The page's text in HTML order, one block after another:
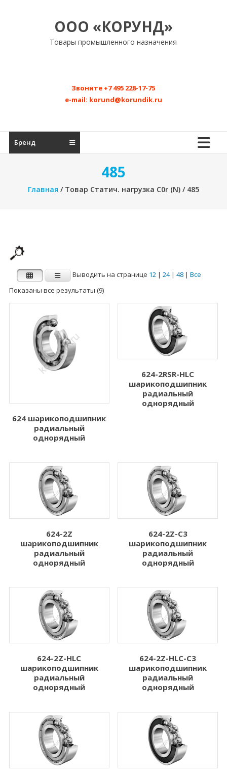
ООО «КОРУНД»
Товары промышленного назначения
Звоните +7 495 228-17-75
e-mail: korund@korundik.ru
Бренд
485
Главная / Товар Статич. нагрузка C0r (N) / 485
FAG INA
Категории
Внутренний
диаметр d (мм)
3.000
4.762
Показать больше
Наружный диаметр
D (мм)
8.000
Показать больше
Ширина B (мм)
2.500
3.000
4.000
Показать больше
Динамическая
нагрузка Cr (N)
Динамическая нагрузка Cr (N)
Статическая
Статическая нагрузка C0r (N)
Выводить на странице 12| 24| 48| Все
Показаны все результаты (9)
624 шарикоподшипник
радиальный
однорядный
624-2RSR-HLC
шарикоподшипник
радиальный
однорядный
624-2Z
шарикоподшипник
радиальный
однорядный
624-2Z-C3
шарикоподшипник
радиальный
однорядный
624-2Z-HLC
шарикоподшипник
радиальный
однорядный
624-2Z-HLC-C3
шарикоподшипник
радиальный
однорядный